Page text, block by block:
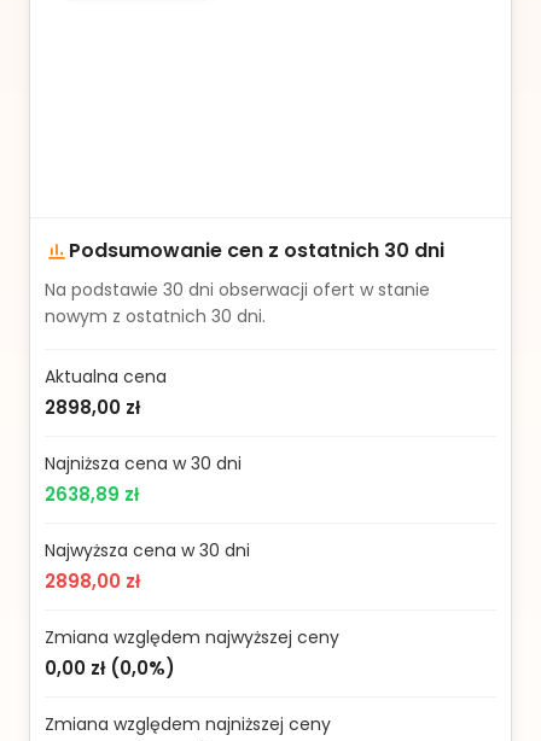
Podsumowanie cen z ostatnich 30 dni
Na podstawie 30 dni obserwacji ofert w stanie
nowym z ostatnich 30 dni.
Aktualna cena
2898,00 zł
Najniższa cena w 30 dni
2638,89 zł
Najwyższa cena w 30 dni
2898,00 zł
Zmiana względem najwyższej ceny
0,00 zł(0,0%)
Zmiana względem najniższej ceny